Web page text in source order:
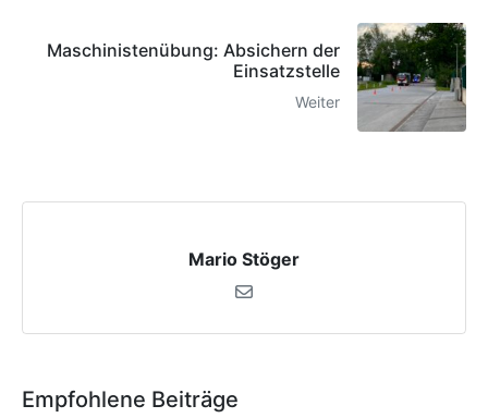
Maschinistenübung: Absichern der
Einsatzstelle
Weiter
Mario Stöger
Empfohlene Beiträge